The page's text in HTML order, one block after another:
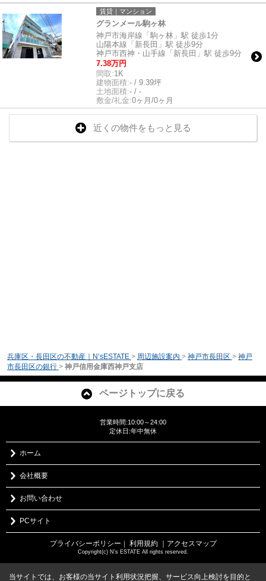
賃貸｜マンション
グランメール駒ヶ林
神戸市海岸線「駒ヶ林」駅 徒歩1分
山陽本線「新長田」駅 徒歩9分
神戸市西神・山手線「新長田」駅 徒歩9分
7.38万円
間取:1K
建物面積:- / 9.39坪
土地面積:- / -
敷金/礼金:0ヶ月/0ヶ月
近くの物件をもっと見る
兵庫区・長田区の不動産｜N’sESTATE > 周辺施設案内 > 神戸市長田区 > 神戸
市長田区の銀行 > 神戸信用金庫西神戸支店
ページトップに戻る
営業時間:10:00～24:00
定休日:年中無休
ホーム
会社概要
お問い合わせ
PCサイト
プライバシーポリシー ｜ 利用規約 ｜アクセスマップ
Copyright(c) N's ESTATE All rights reserved.
当サイトでは、お客様の当サイト利用状況把握、サービス向上検討を目的と